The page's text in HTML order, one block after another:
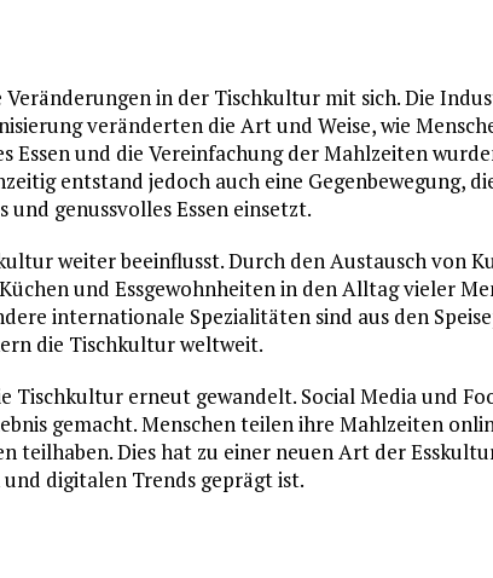
in der Tischkultur mit sich. Die
veränderten die Art und Weise, wie
Essen und die Vereinfachung der Mahlzeiten
entstand jedoch auch eine Gegenbewegung,
und genussvolles Essen einsetzt.
weiter beeinflusst. Durch den Austausch von
und Essgewohnheiten in den Alltag vieler
internationale Spezialitäten sind aus den
die Tischkultur weltweit.
Tischkultur erneut gewandelt. Social Media und
gemacht. Menschen teilen ihre Mahlzeiten
teilhaben. Dies hat zu einer neuen Art der
digitalen Trends geprägt ist.